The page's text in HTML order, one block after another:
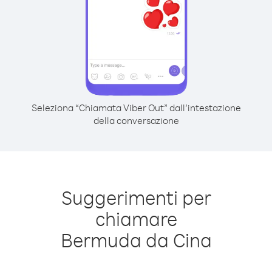
Seleziona “Chiamata Viber Out” dall’intestazione
della conversazione
Suggerimenti per
chiamare
Bermuda da Cina